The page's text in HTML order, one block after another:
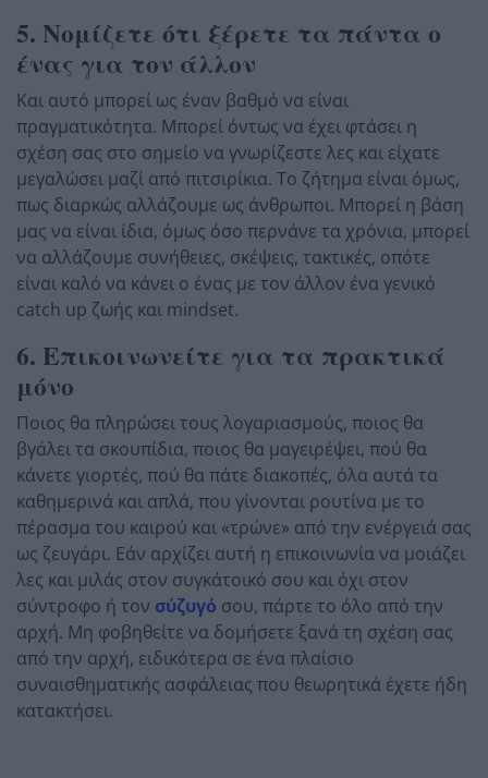
5. Νομίζετε ότι ξέρετε τα πάντα ο
ένας για τον άλλον
Και αυτό μπορεί ως έναν βαθμό να είναι
πραγματικότητα. Μπορεί όντως να έχει φτάσει η
σχέση σας στο σημείο να γνωρίζεστε λες και είχατε
μεγαλώσει μαζί από πιτσιρίκια. Το ζήτημα είναι όμως,
πως διαρκώς αλλάζουμε ως άνθρωποι. Μπορεί η βάση
μας να είναι ίδια, όμως όσο περνάνε τα χρόνια, μπορεί
να αλλάζουμε συνήθειες, σκέψεις, τακτικές, οπότε
είναι καλό να κάνει ο ένας με τον άλλον ένα γενικό
catch up ζωής και mindset.
6. Επικοινωνείτε για τα πρακτικά
μόνο
Ποιος θα πληρώσει τους λογαριασμούς, ποιος θα
βγάλει τα σκουπίδια, ποιος θα μαγειρέψει, πού θα
κάνετε γιορτές, πού θα πάτε διακοπές, όλα αυτά τα
καθημερινά και απλά, που γίνονται ρουτίνα με το
πέρασμα του καιρού και «τρώνε» από την ενέργειά σας
ως ζευγάρι. Εάν αρχίζει αυτή η επικοινωνία να μοιάζει
λες και μιλάς στον συγκάτοικό σου και όχι στον
σύντροφο ή τον σύζυγό σου, πάρτε το όλο από την
αρχή. Μη φοβηθείτε να δομήσετε ξανά τη σχέση σας
από την αρχή, ειδικότερα σε ένα πλαίσιο
συναισθηματικής ασφάλειας που θεωρητικά έχετε ήδη
κατακτήσει.